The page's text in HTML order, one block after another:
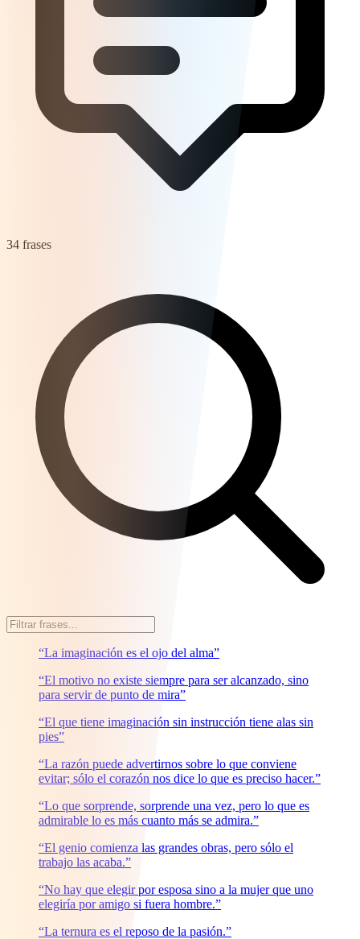
34 frases
“La imaginación es el ojo del alma”
“El motivo no existe siempre para ser alcanzado, sino
para servir de punto de mira”
“El que tiene imaginación sin instrucción tiene alas sin
pies”
“La razón puede advertirnos sobre lo que conviene
evitar; sólo el corazón nos dice lo que es preciso hacer.”
“Lo que sorprende, sorprende una vez, pero lo que es
admirable lo es más cuanto más se admira.”
“El genio comienza las grandes obras, pero sólo el
trabajo las acaba.”
“No hay que elegir por esposa sino a la mujer que uno
elegiría por amigo si fuera hombre.”
“La ternura es el reposo de la pasión.”